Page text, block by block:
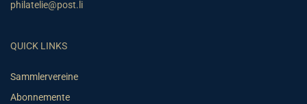
philatelie@post.li
QUICK LINKS
Sammlervereine
Abonnemente